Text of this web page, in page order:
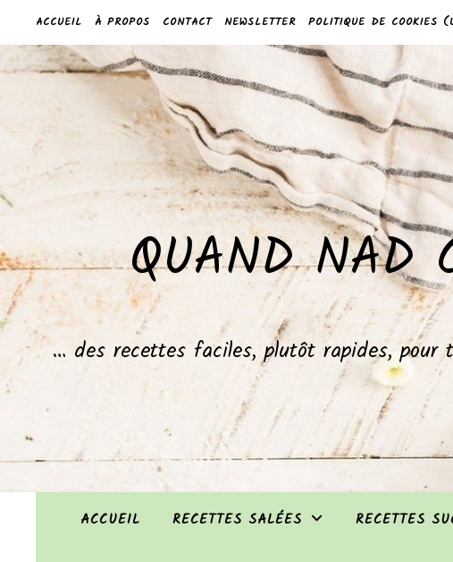
ACCUEIL À PROPOS CONTACT NEWSLETTER POLITIQUE DE COOKIES
QUAND NAD
… des recettes faciles, plutôt rapides, pour
ACCUEIL RECETTES SALÉES RECETTES